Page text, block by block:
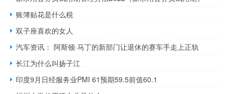
账簿贴花是什么税
双子座喜欢的女人
汽车资讯： 阿斯顿·马丁的新部门让退休的赛车手走上正轨
长江为什么叫扬子江
印度9月日经服务业PMI 61预期59.5前值60.1